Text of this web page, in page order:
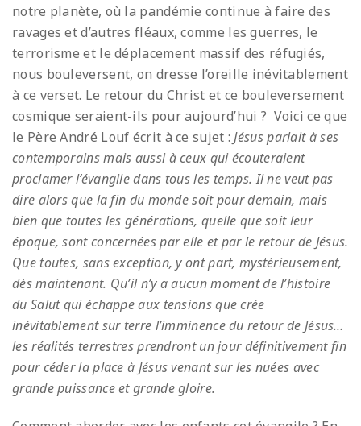
notre planète, où la pandémie continue à faire des
ravages et d’autres fléaux, comme les guerres, le
terrorisme et le déplacement massif des réfugiés,
nous bouleversent, on dresse l’oreille inévitablement
à ce verset. Le retour du Christ et ce bouleversement
cosmique seraient-ils pour aujourd’hui ? Voici ce que
le Père André Louf écrit à ce sujet : Jésus parlait à ses
contemporains mais aussi à ceux qui écouteraient
proclamer l’évangile dans tous les temps. Il ne veut pas
dire alors que la fin du monde soit pour demain, mais
bien que toutes les générations, quelle que soit leur
époque, sont concernées par elle et par le retour de Jésus.
Que toutes, sans exception, y ont part, mystérieusement,
dès maintenant. Qu’il n’y a aucun moment de l’histoire
du Salut qui échappe aux tensions que crée
inévitablement sur terre l’imminence du retour de Jésus…
les réalités terrestres prendront un jour définitivement fin
pour céder la place à Jésus venant sur les nuées avec
grande puissance et grande gloire.